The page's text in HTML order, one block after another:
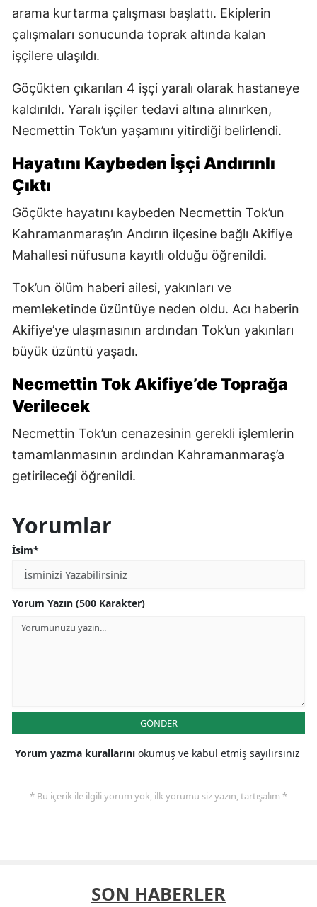
arama kurtarma çalışması başlattı. Ekiplerin
çalışmaları sonucunda toprak altında kalan
işçilere ulaşıldı.
Göçükten çıkarılan 4 işçi yaralı olarak hastaneye
kaldırıldı. Yaralı işçiler tedavi altına alınırken,
Necmettin Tok’un yaşamını yitirdiği belirlendi.
Hayatını Kaybeden İşçi Andırınlı
Çıktı
Göçükte hayatını kaybeden Necmettin Tok’un
Kahramanmaraş’ın Andırın ilçesine bağlı Akifiye
Mahallesi nüfusuna kayıtlı olduğu öğrenildi.
Tok’un ölüm haberi ailesi, yakınları ve
memleketinde üzüntüye neden oldu. Acı haberin
Akifiye’ye ulaşmasının ardından Tok’un yakınları
büyük üzüntü yaşadı.
Necmettin Tok Akifiye’de Toprağa
Verilecek
Necmettin Tok’un cenazesinin gerekli işlemlerin
tamamlanmasının ardından Kahramanmaraş’a
getirileceği öğrenildi.
Yorumlar
İsim*
Yorum Yazın (500 Karakter)
GÖNDER
Yorum yazma kurallarını okumuş ve kabul etmiş sayılırsınız
* Bu içerik ile ilgili yorum yok, ilk yorumu siz yazın, tartışalım *
SON HABERLER